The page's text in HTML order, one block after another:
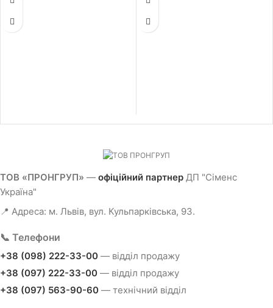
80.0 A, номінальний диференційний
ДІН-рейку, ширина 36 мм
63.0 A, номінальний диференційний
ДІН-рейку, ширина 36 мм
ТОВ «ПРОНГРУП» — офіційний партнер ДП "Сіменс
Україна"
📍 Адреса: м. Львів, вул. Кульпарківська, 93.
📞 Телефони
+38 (098) 222-33-00 — відділ продажу
+38 (097) 222-33-00 — відділ продажу
+38 (097) 563-90-60 — технічний відділ